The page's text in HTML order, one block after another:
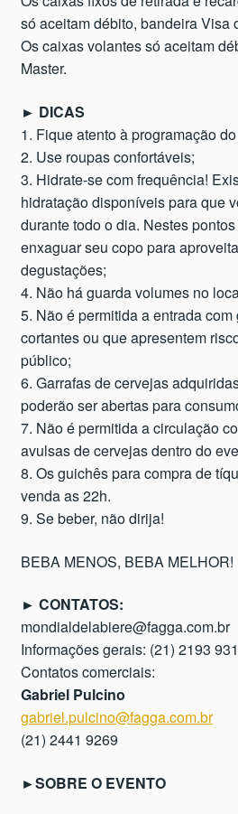
só aceitam débito, bandeira Visa
Os caixas volantes só aceitam
Master.
► DICAS
1. Fique atento à programação
2. Use roupas confortáveis;
3. Hidrate-se com frequência!
hidratação disponíveis para que
durante todo o dia. Nestes
enxaguar seu copo para
degustações;
4. Não há guarda volumes no
5. Não é permitida a entrada
cortantes ou que apresentem
público;
6. Garrafas de cervejas
poderão ser abertas para
7. Não é permitida a circulação
avulsas de cervejas dentro do
8. Os guichês para compra de
venda as 22h.
9. Se beber, não dirija!
BEBA MENOS, BEBA MELHOR!
► CONTATOS:
mondialdelabiere@fagga.com.br
Informações gerais: (21) 2193
Contatos comerciais:
Gabriel Pulcino
gabriel.pulcino@fagga.com.br
(21) 2441 9269
►SOBRE O EVENTO